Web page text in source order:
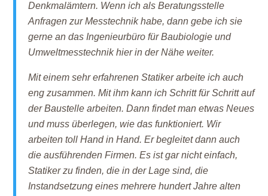
Denkmalämtern. Wenn ich als Beratungsstelle
Anfragen zur Messtechnik habe, dann gebe ich sie
gerne an das Ingenieurbüro für Baubiologie und
Umweltmesstechnik hier in der Nähe weiter.
Mit einem sehr erfahrenen Statiker arbeite ich auch
eng zusammen. Mit ihm kann ich Schritt für Schritt auf
der Baustelle arbeiten. Dann findet man etwas Neues
und muss überlegen, wie das funktioniert. Wir
arbeiten toll Hand in Hand. Er begleitet dann auch
die ausführenden Firmen. Es ist gar nicht einfach,
Statiker zu finden, die in der Lage sind, die
Instandsetzung eines mehrere hundert Jahre alten